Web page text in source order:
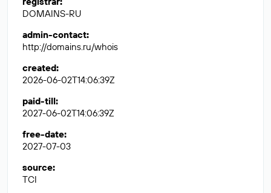
DOMAINS-RU
admin-contact:
http://domains.ru/whois
created:
2026-06-02T14:06:39Z
paid-till:
2027-06-02T14:06:39Z
free-date:
2027-07-03
source:
TCI